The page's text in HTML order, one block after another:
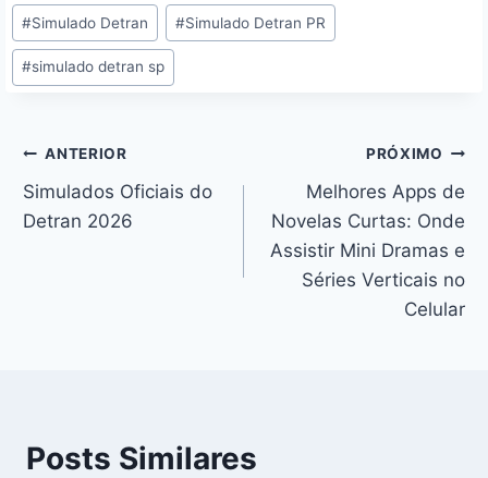
#Simulado Detran #Simulado Detran PR
#simulado detran sp
Navegação
de
ANTERIOR
Simulados Oficiais do
Detran 2026
PRÓXIMO
Melhores Apps de
Novelas Curtas: Onde
Assistir Mini Dramas e
Séries Verticais no
Celular
Posts Similares